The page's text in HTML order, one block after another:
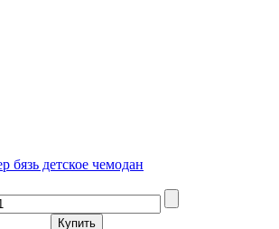
бязь детское чемодан